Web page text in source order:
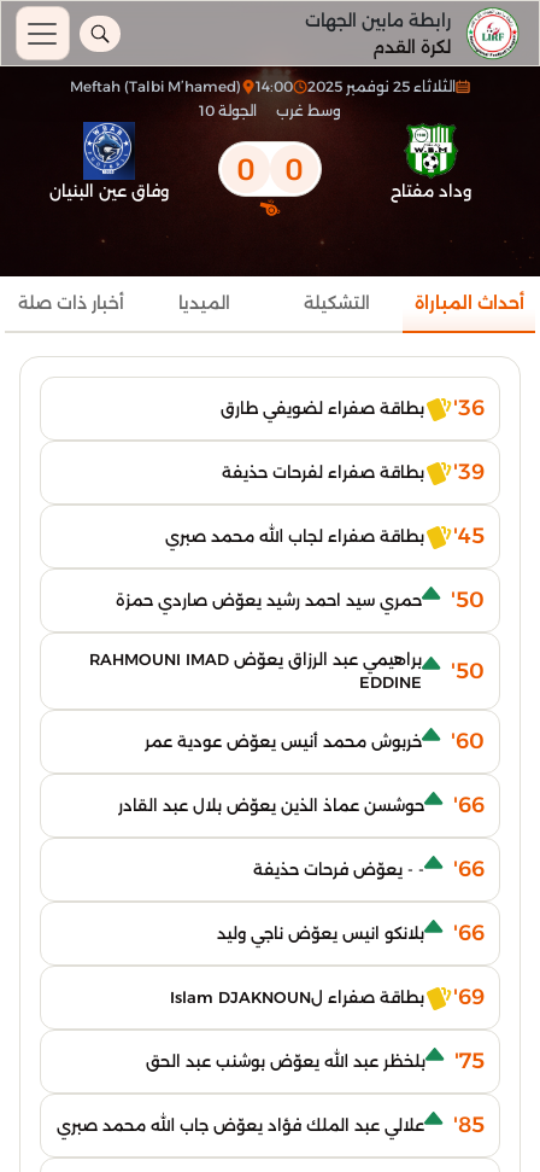
رابطة مابين الجهات
لكرة القدم
الثلاثاء 25 نوفمبر 2025 14:00
Meftah (Talbi M’hamed)
وسط غرب
الجولة 10
وداد مفتاح 0
0 وفاق عين البنيان
أحداث المباراة التشكيلة الميديا أخبار ذات صلة
36' بطاقة صفراء لضويفي طارق
39' بطاقة صفراء لفرحات حذيفة
45' بطاقة صفراء لجاب الله محمد صبري
50' حمري سيد احمد رشيد يعوّض صاردي حمزة
50'
براهيمي عبد الرزاق يعوّض RAHMOUNI IMAD
EDDINE
60' خربوش محمد أنيس يعوّض عودية عمر
66' حوشسن عماذ الذين يعوّض بلال عبد القادر
66' - - يعوّض فرحات حذيفة
66' بلانكو انيس يعوّض ناجي وليد
69' بطاقة صفراء لIslam DJAKNOUN
75' بلخظر عبد الله يعوّض بوشنب عبد الحق
85' علالي عبد الملك فؤاد يعوّض جاب الله محمد صبري